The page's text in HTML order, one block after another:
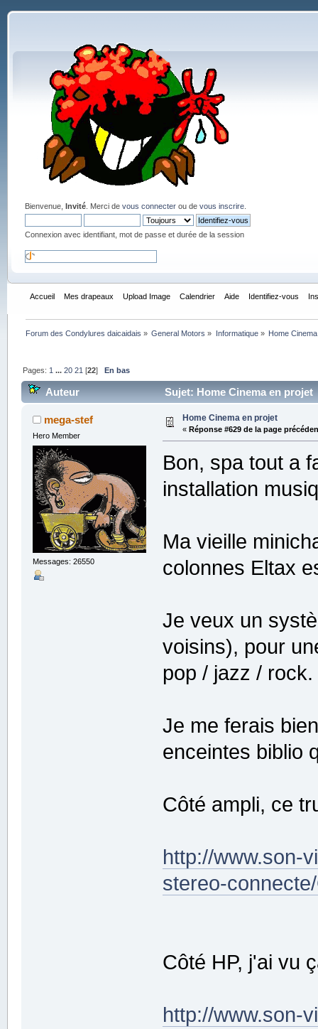
Bienvenue, Invité. Merci de vous connecterou de vous inscrire.
Connexion avec identifiant, mot de passe et durée de la session
Accueil Mes drapeaux Upload Image Calendrier Aide Identifiez-vous
Forum des Condylures daicaidais » General Motors » Informatique» Home
Pages: 1 ...20 21 [22]En bas
Auteur Sujet: Home Cinema en projet
mega-stef
Hero Member
Messages: 26550
Home Cinema en projet
« Réponse #629 de la page
Bon, spa tout a
installation
Ma vieille
colonnes Eltax
Je veux un
voisins), pour
pop / jazz / rock.
Je me ferais
enceintes biblio
Côté ampli, ce
http://www.son-
stereo-
Côté HP, j'ai vu
http://www.son-